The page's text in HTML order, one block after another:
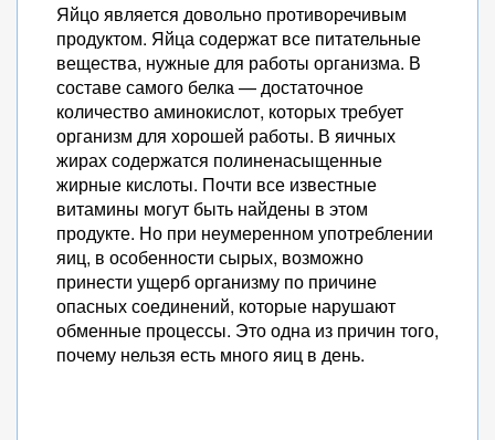
Яйцо является довольно противоречивым
продуктом. Яйца содержат все питательные
вещества, нужные для работы организма. В
составе самого белка — достаточное
количество аминокислот, которых требует
организм для хорошей работы. В яичных
жирах содержатся полиненасыщенные
жирные кислоты. Почти все известные
витамины могут быть найдены в этом
продукте. Но при неумеренном употреблении
яиц, в особенности сырых, возможно
принести ущерб организму по причине
опасных соединений, которые нарушают
обменные процессы. Это одна из причин того,
почему нельзя есть много яиц в день.